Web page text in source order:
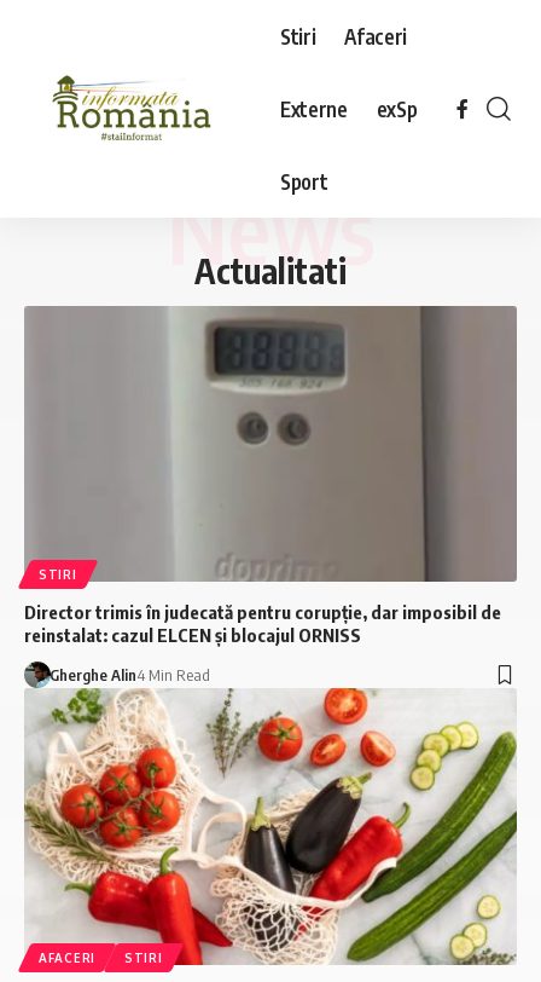
Stiri Afaceri
Externe exSp
Sport
Actualitati
News
STIRI
Director trimis în judecată pentru corupție, dar imposibil de
reinstalat: cazul ELCEN și blocajul ORNISS
Gherghe Alin4 Min Read
AFACERI STIRI